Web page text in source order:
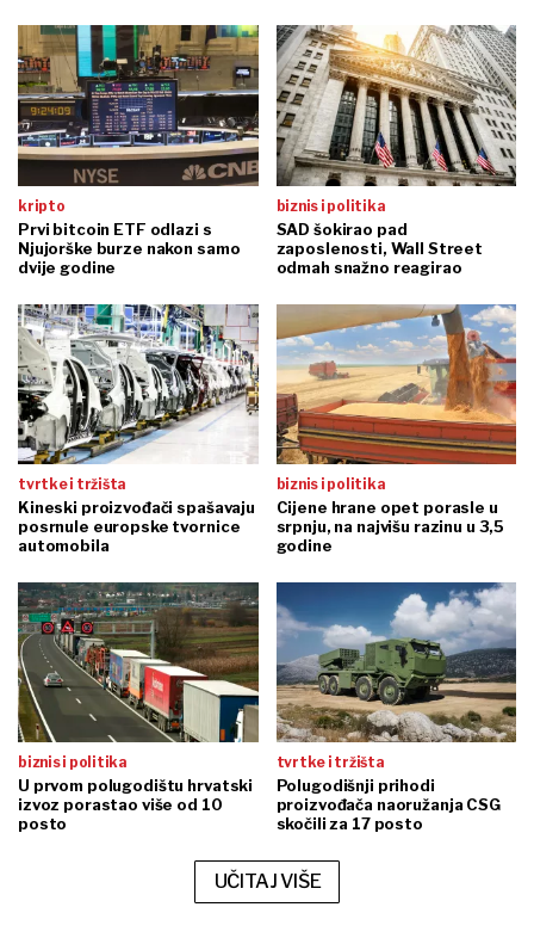
kripto
Prvi bitcoin ETF odlazi s
Njujorške burze nakon samo
dvije godine
biznis i politika
SAD šokirao pad
zaposlenosti, Wall Street
odmah snažno reagirao
tvrtke i tržišta
Kineski proizvođači spašavaju
posrnule europske tvornice
automobila
biznis i politika
Cijene hrane opet porasle u
srpnju, na najvišu razinu u 3,5
godine
biznis i politika
U prvom polugodištu hrvatski
izvoz porastao više od 10
posto
tvrtke i tržišta
Polugodišnji prihodi
proizvođača naoružanja CSG
skočili za 17 posto
UČITAJ VIŠE